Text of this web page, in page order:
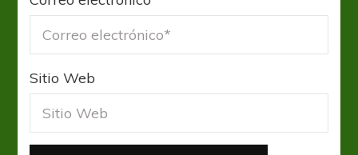
Sitio Web